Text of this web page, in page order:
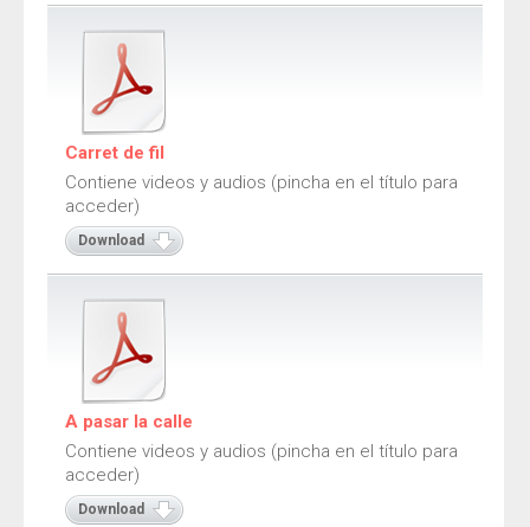
Cuentos
Trabalenguas
Vocabulario
Catalán
Adivinanzas
Cuentos
Trabalenguas
Vocabulario
Juegos
Juegos de locomoción
Juegos sensoriales de adivinar
Juegos de velocidad y reacción
Carret de fil
Contiene videos y audios (pincha en el título para
acceder)
Download
A pasar la calle
Contiene videos y audios (pincha en el título para
acceder)
Download